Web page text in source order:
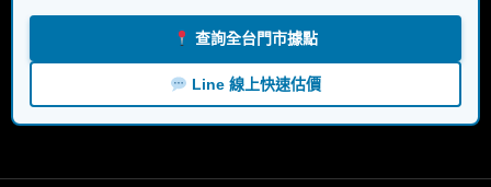
查詢全台門市據點
Line 線上快速估價